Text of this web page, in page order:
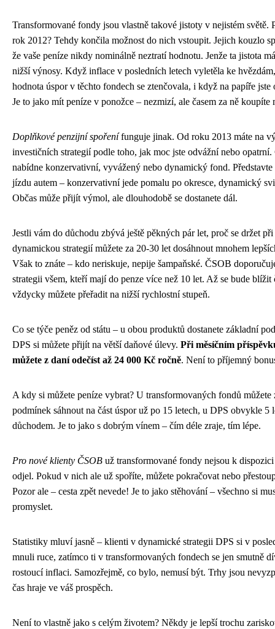
Transformované fondy jsou vlastně takové jistoty v nejistém světě.
rok 2012? Tehdy končila možnost do nich vstoupit. Jejich kouzlo
že vaše peníze nikdy nominálně neztratí hodnotu. Jenže ta jistota
nižší výnosy. Když inflace v posledních letech vyletěla ke
hodnota úspor v těchto fondech se ztenčovala, i když na papíře jste
Je to jako mít peníze v ponožce – nezmizí, ale časem za ně koupíte
Doplňkové penzijní spořenífunguje jinak. Od roku 2013 máte na
investičních strategií podle toho, jak moc jste odvážní nebo
nabídne konzervativní, vyvážený nebo dynamický fond.
jízdu autem – konzervativní jede pomalu po okresce, dynamický
Občas může přijít výmol, ale dlouhodobě se dostanete dál.
Jestli vám do důchodu zbývá ještě pěkných pár let, proč se držet při
dynamickou strategií můžete za 20-30 let dosáhnout mnohem
Však to znáte – kdo neriskuje, nepije šampaňské. ČSOB
strategii všem, kteří mají do penze více než 10 let. Až se bude blížit
vždycky můžete přeřadit na nižší rychlostní stupeň.
Co se týče peněz od státu – u obou produktů dostanete základní
DPS si můžete přijít na větší daňové úlevy. Při měsíčním
můžete z daní odečíst až 24 000 Kč ročně. Není to příjemný
A kdy si můžete peníze vybrat? U transformovaných fondů můžete
podmínek sáhnout na část úspor už po 15 letech, u DPS obvykle 5
důchodem. Je to jako s dobrým vínem – čím déle zraje, tím lépe.
Pro nové klienty ČSOB už transformované fondy nejsou k
odjel. Pokud v nich ale už spoříte, můžete pokračovat nebo
Pozor ale – cesta zpět nevede! Je to jako stěhování – všechno si
promyslet.
Statistiky mluví jasně – klienti v dynamické strategii DPS si v
mnuli ruce, zatímco ti v transformovaných fondech se jen smutně
rostoucí inflaci. Samozřejmě, co bylo, nemusí být. Trhy jsou
čas hraje ve váš prospěch.
Není to vlastně jako s celým životem? Někdy je lepší trochu